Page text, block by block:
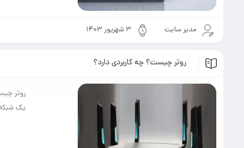
مدیر سایت ۳ شهریور ۱۴۰۳
روتر چیست؟ چه کاربردی دارد؟
روتر
یک شبکه